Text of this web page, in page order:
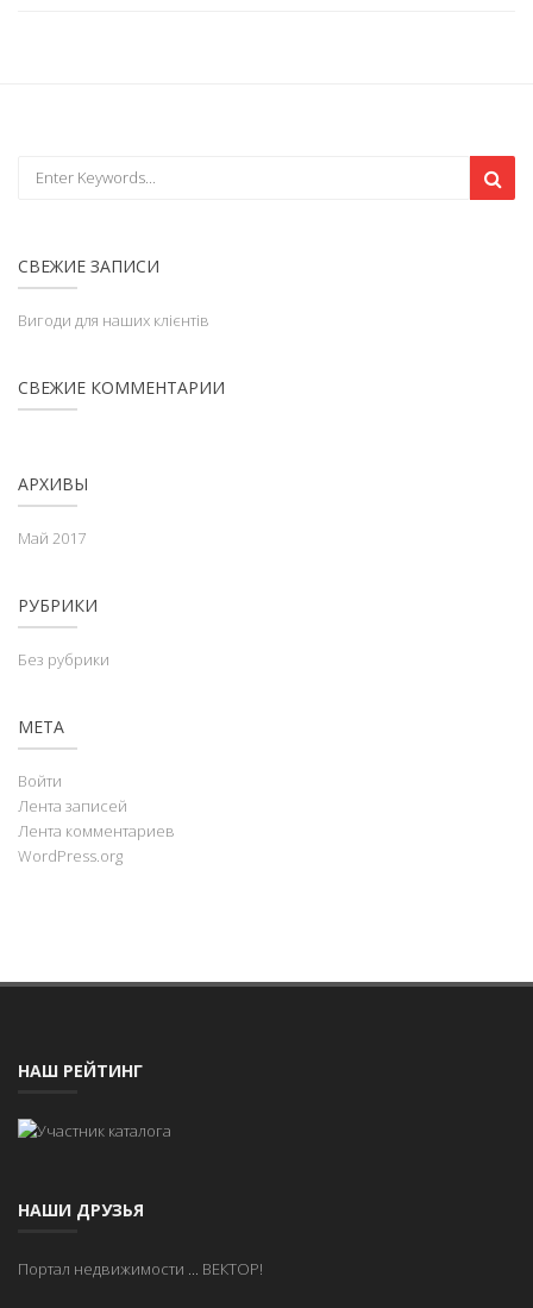
СВЕЖИЕ ЗАПИСИ
Вигоди для наших клієнтів
СВЕЖИЕ КОММЕНТАРИИ
АРХИВЫ
Май 2017
РУБРИКИ
Без рубрики
МЕТА
Войти
Лента записей
Лента комментариев
WordPress.org
НАШ РЕЙТИНГ
НАШИ ДРУЗЬЯ
Портал недвижимости ... ВЕКТОР!